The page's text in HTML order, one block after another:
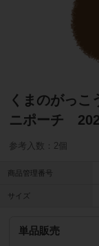
くまのがっこ
ニポーチ
参考入数：2個
商品管理番号
サイズ
単品販売